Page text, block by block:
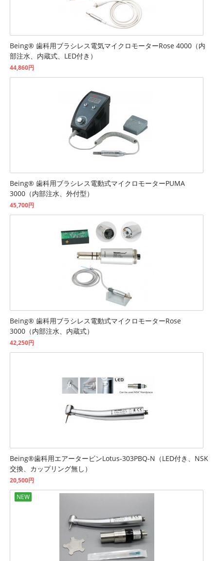
Being® 歯科用ブラシレス電気マイクロモーターRose 4000（内
部注水、内蔵式、LED付き）
44,860円
Being® 歯科用ブラシレス電動式マイクロモーターPUMA
3000（内部注水、外付型）
45,700円
Being® 歯科用ブラシレス電動式マイクロモーターRose
3000（内部注水、内蔵式）
42,250円
Being®歯科用エアータービンLotus-303PBQ-N（LED付き、NSK
交換、カップリング無し）
20,500円
NEW